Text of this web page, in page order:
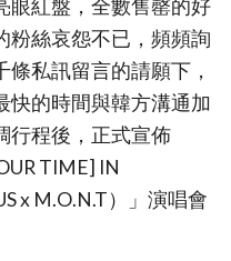
眼紅盤，全數售罄的好
粉絲哀怨不已，頻頻詢
私訊留言的請願下，
快的時間與韓方溝通加
行程後，正式宣佈
TIME] IN
x M.O.N.T）」演唱會